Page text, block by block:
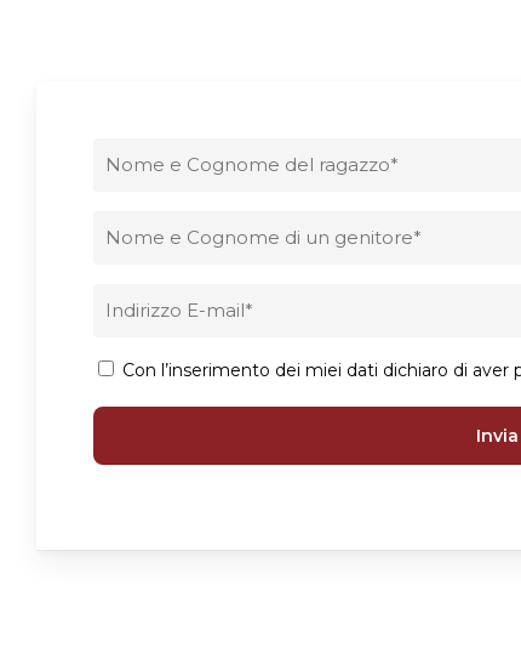
Consenso*
Con l’inserimento dei miei dati dichiaro di